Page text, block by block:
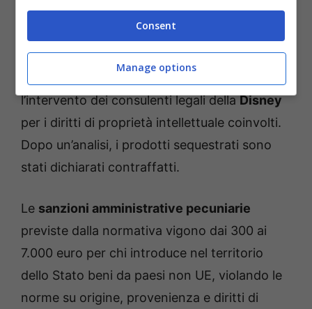
ufficiale che lo informava della violazione
relativa all’importazione di merce
contraffatta, con la relativa sanzione
pecuniaria. La situazione si è complicata con
l’intervento dei consulenti legali dellaDisney
per i diritti di proprietà intellettuale coinvolti.
Dopo un’analisi, i prodotti sequestrati sono
stati dichiarati contraffatti.
Le sanzioni amministrative pecuniarie
previste dalla normativa vigono dai 300 ai
7.000 euro per chi introduce nel territorio
dello Stato beni da paesi non UE, violando le
norme su origine, provenienza e diritti di
Consent
Manage options